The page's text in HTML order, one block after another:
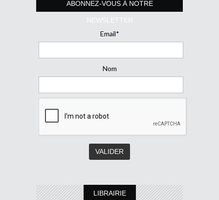
ABONNEZ-VOUS À NOTRE
NEWSLETTER
Email*
Nom
LIBRAIRIE